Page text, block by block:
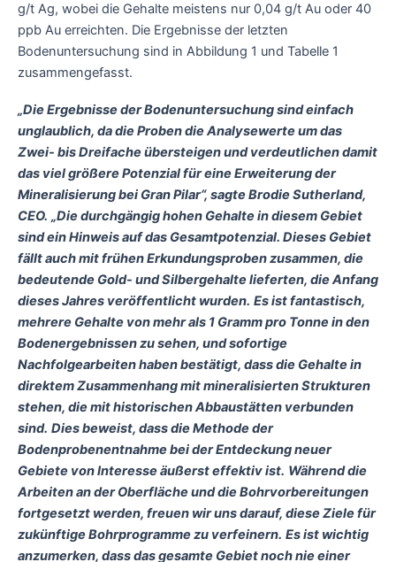
g/t Ag, wobei die Gehalte meistens nur 0,04 g/t Au oder 40
ppb Au erreichten. Die Ergebnisse der letzten
Bodenuntersuchung sind in Abbildung 1 und Tabelle 1
zusammengefasst.
„Die Ergebnisse der Bodenuntersuchung sind einfach
unglaublich, da die Proben die Analysewerte um das
Zwei- bis Dreifache übersteigen und verdeutlichen damit
das viel größere Potenzial für eine Erweiterung der
Mineralisierung bei Gran Pilar“, sagte Brodie Sutherland,
CEO. „Die durchgängig hohen Gehalte in diesem Gebiet
sind ein Hinweis auf das Gesamtpotenzial. Dieses Gebiet
fällt auch mit frühen Erkundungsproben zusammen, die
bedeutende Gold- und Silbergehalte lieferten, die Anfang
dieses Jahres veröffentlicht wurden. Es ist fantastisch,
mehrere Gehalte von mehr als 1 Gramm pro Tonne in den
Bodenergebnissen zu sehen, und sofortige
Nachfolgearbeiten haben bestätigt, dass die Gehalte in
direktem Zusammenhang mit mineralisierten Strukturen
stehen, die mit historischen Abbaustätten verbunden
sind. Dies beweist, dass die Methode der
Bodenprobenentnahme bei der Entdeckung neuer
Gebiete von Interesse äußerst effektiv ist. Während die
Arbeiten an der Oberfläche und die Bohrvorbereitungen
fortgesetzt werden, freuen wir uns darauf, diese Ziele für
zukünftige Bohrprogramme zu verfeinern. Es ist wichtig
anzumerken, dass das gesamte Gebiet noch nie einer